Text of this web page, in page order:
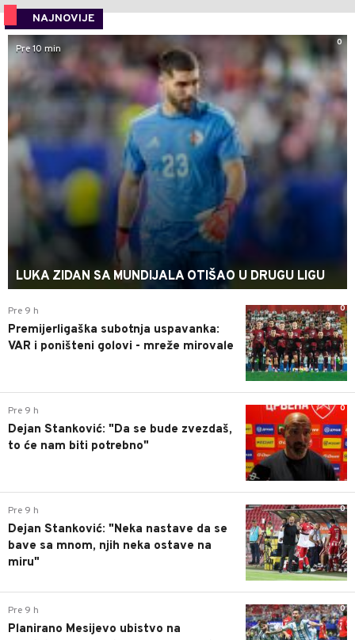
NAJNOVIJE
0
Pre 10 min
LUKA ZIDAN SA MUNDIJALA OTIŠAO U DRUGU LIGU
0
Pre 9 h
Premijerligaška subotnja uspavanka:
VAR i poništeni golovi - mreže mirovale
0
Pre 9 h
Dejan Stanković: "Da se bude zvezdaš,
to će nam biti potrebno"
0
Pre 9 h
Dejan Stanković: "Neka nastave da se
bave sa mnom, njih neka ostave na
miru"
0
Pre 9 h
Planirano Mesijevo ubistvo na